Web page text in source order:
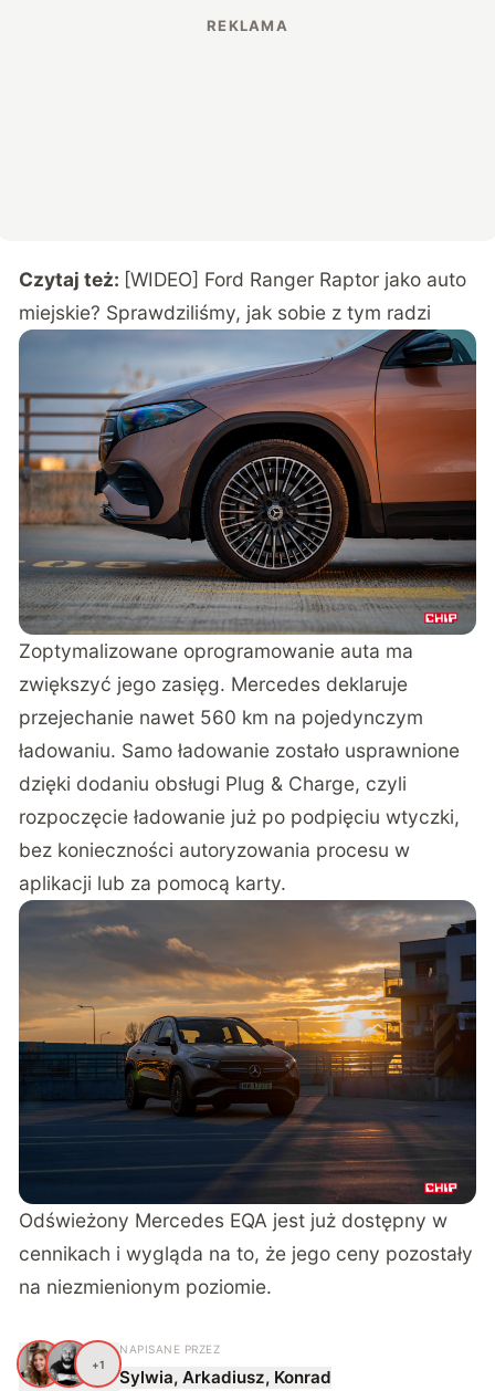
Czytaj też: [WIDEO] Ford Ranger Raptor jako auto
miejskie? Sprawdziliśmy, jak sobie z tym radzi
Zoptymalizowane oprogramowanie auta ma
zwiększyć jego zasięg. Mercedes deklaruje
przejechanie nawet 560 km na pojedynczym
ładowaniu. Samo ładowanie zostało usprawnione
dzięki dodaniu obsługi Plug & Charge, czyli
rozpoczęcie ładowanie już po podpięciu wtyczki,
bez konieczności autoryzowania procesu w
aplikacji lub za pomocą karty.
Odświeżony Mercedes EQA jest już dostępny w
cennikach i wygląda na to, że jego ceny pozostały
na niezmienionym poziomie.
S A +1
NAPISANE PRZEZ
Sylwia, Arkadiusz, Konrad